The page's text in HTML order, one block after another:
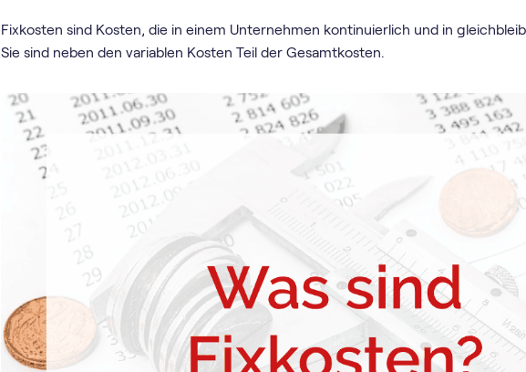
Fixkosten sind Kosten, die in einem Unternehmen kontinuierlich und in
Sie sind neben den variablen Kosten Teil der Gesamtkosten.